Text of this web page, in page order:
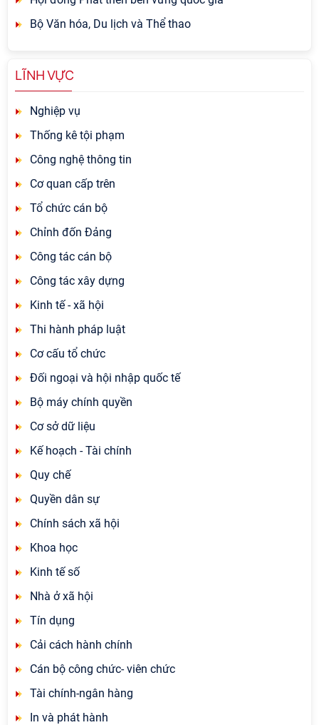
Bộ Văn hóa, Du lịch và Thể thao
LĨNH VỰC
Nghiệp vụ
Thống kê tội phạm
Công nghệ thông tin
Cơ quan cấp trên
Tổ chức cán bộ
Chỉnh đốn Đảng
Công tác cán bộ
Công tác xây dựng
Kinh tế - xã hội
Thi hành pháp luật
Cơ cấu tổ chức
Đối ngoại và hội nhập quốc tế
Bộ máy chính quyền
Cơ sở dữ liệu
Kế hoạch - Tài chính
Quy chế
Quyền dân sự
Chính sách xã hội
Khoa học
Kinh tế số
Nhà ở xã hội
Tín dụng
Cải cách hành chính
Cán bộ công chức- viên chức
Tài chính-ngân hàng
In và phát hành